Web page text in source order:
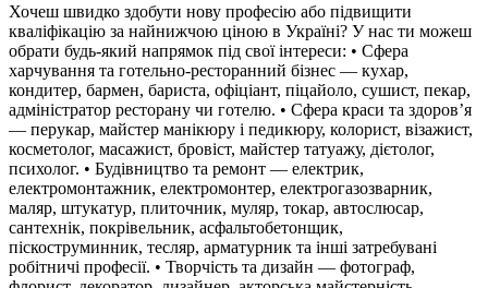
Хочеш швидко здобути нову професію або підвищити
кваліфікацію за найнижчою ціною в Україні? У нас ти можеш
обрати будь-який напрямок під свої інтереси: • Сфера
харчування та готельно-ресторанний бізнес — кухар,
кондитер, бармен, бариста, офіціант, піцайоло, сушист, пекар,
адміністратор ресторану чи готелю. • Сфера краси та здоров’я
— перукар, майстер манікюру і педикюру, колорист, візажист,
косметолог, масажист, бровіст, майстер татуажу, дієтолог,
психолог. • Будівництво та ремонт — електрик,
електромонтажник, електромонтер, електрогазозварник,
маляр, штукатур, плиточник, муляр, токар, автослюсар,
сантехнік, покрівельник, асфальтобетонщик,
піскоструминник, тесляр, арматурник та інші затребувані
робітничі професії. • Творчість та дизайн — фотограф,